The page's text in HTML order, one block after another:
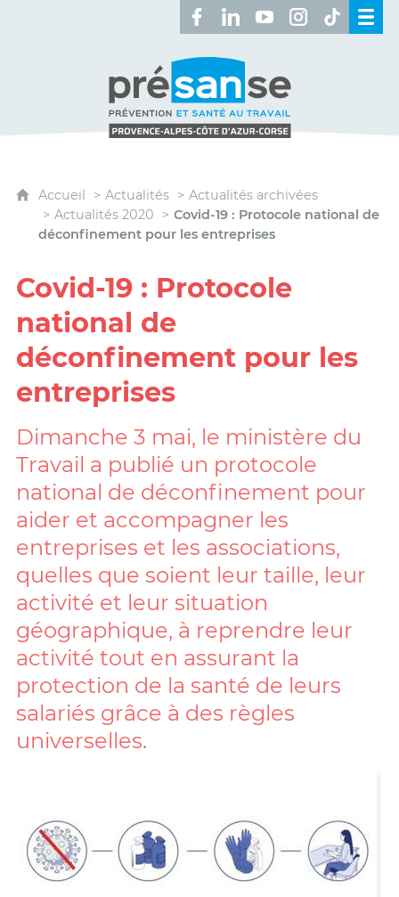
Retrouvez-nous sur Facebook
Retrouvez-nous sur
Retrouvez-nous sur
Retrouvez-
Accueil Actualités
Actualités archivées
Actualités 2020
Covid-19 : Protocole national de
déconfinement pour les entreprises
Covid-19 : Protocole
national de
déconfinement pour les
entreprises
Dimanche 3 mai, le ministère du
Travail a publié un protocole
national de déconfinement pour
aider et accompagner les
entreprises et les associations,
quelles que soient leur taille, leur
activité et leur situation
géographique, à reprendre leur
activité tout en assurant la
protection de la santé de leurs
salariés grâce à des règles
universelles.